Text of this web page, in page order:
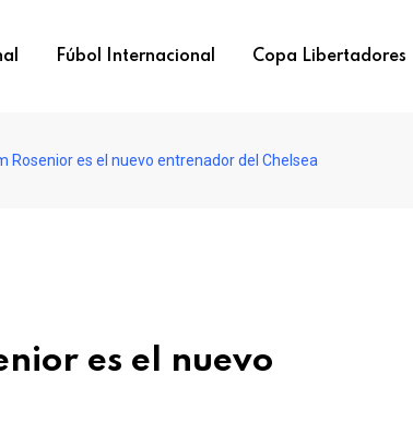
Fúbol Internacional Copa Libertadores
Rosenior es el nuevo entrenador del Chelsea
es el nuevo